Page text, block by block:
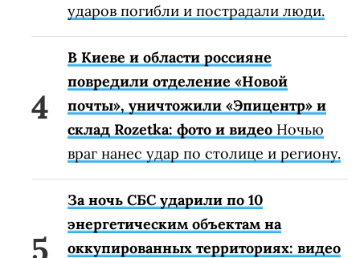
ударов погибли и пострадали люди.
В Киеве и области россияне
повредили отделение «Новой
почты», уничтожили «Эпицентр» и
склад Rozetka: фото и видео Ночью
враг нанес удар по столице и региону.
За ночь СБС ударили по 10
энергетическим объектам на
оккупированных территориях: видео